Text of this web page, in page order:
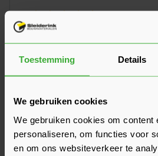
Toestemming Details
We gebruiken cookies
We gebruiken cookies om content
personaliseren, om functies voor
en om ons websiteverkeer te
Snelle en goede service!
DoorJeroen Ridderbos
Een goede prijs kwaliteit
snelle service binnen 2 dagen